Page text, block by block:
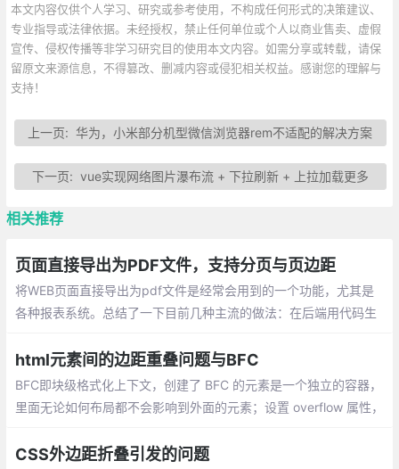
本文内容仅供个人学习、研究或参考使用，不构成任何形式的决策建议、
专业指导或法律依据。未经授权，禁止任何单位或个人以商业售卖、虚假
宣传、侵权传播等非学习研究目的使用本文内容。如需分享或转载，请保
留原文来源信息，不得篡改、删减内容或侵犯相关权益。感谢您的理解与
支持！
上一页:华为，小米部分机型微信浏览器rem不适配的解决方案
下一页: vue实现网络图片瀑布流 + 下拉刷新 + 上拉加载更多
相关推荐
页面直接导出为PDF文件，支持分页与页边距
将WEB页面直接导出为pdf文件是经常会用到的一个功能，尤其是
各种报表系统。总结了一下目前几种主流的做法：在后端用代码生
phantomjs一类；
html元素间的边距重叠问题与BFC
BFC即块级格式化上下文，创建了 BFC 的元素是一个独立的容器，
里面无论如何布局都不会影响到外面的元素；设置 overflow 属性，
CSS外边距折叠引发的问题